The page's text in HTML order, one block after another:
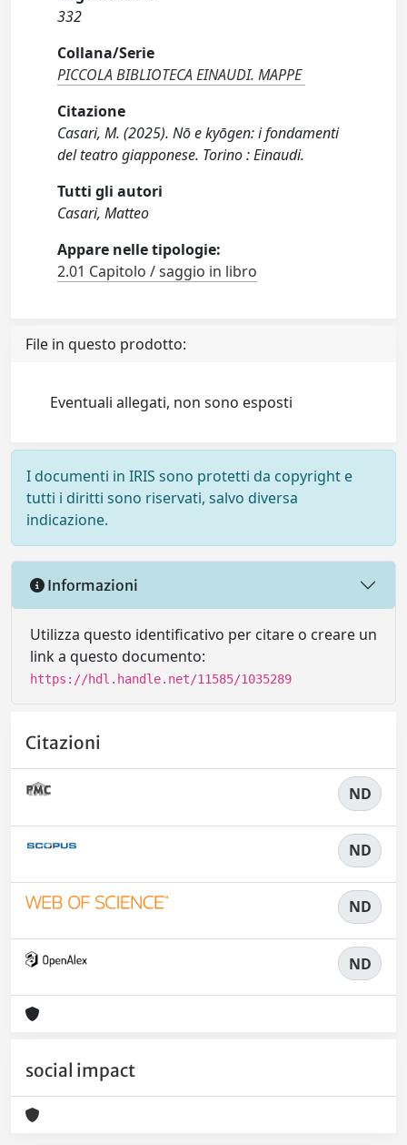
332
Collana/Serie
PICCOLA BIBLIOTECA EINAUDI. MAPPE
Citazione
Casari, M. (2025). Nō e kyōgen: i fondamenti
del teatro giapponese. Torino : Einaudi.
Tutti gli autori
Casari, Matteo
Appare nelle tipologie:
2.01 Capitolo / saggio in libro
File in questo prodotto:
Eventuali allegati, non sono esposti
I documenti in IRIS sono protetti da copyright e
tutti i diritti sono riservati, salvo diversa
indicazione.
Informazioni
Utilizza questo identificativo per citare o creare un
link a questo documento:
https://hdl.handle.net/11585/1035289
Citazioni
ND
ND
ND
ND
social impact